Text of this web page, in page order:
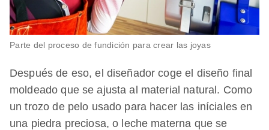
Parte del proceso de fundición para crear las joyas
Después de eso, el diseñador coge el diseño final
moldeado que se ajusta al material natural. Como
un trozo de pelo usado para hacer las iníciales en
una piedra preciosa, o leche materna que se